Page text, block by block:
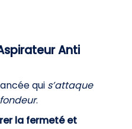
Anti
qui s’attaque
.
la fermeté et